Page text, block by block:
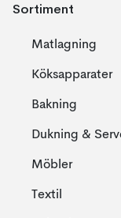
Sortiment
Matlagning
Köksapparater
Bakning
Dukning &
Möbler
Textil